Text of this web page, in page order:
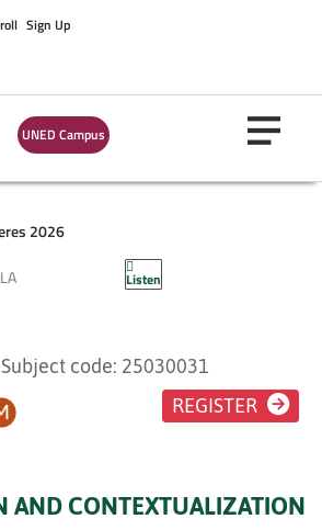
Sign Up
UNED Campus
2026
Listen
DE
SOCIAL:
SOCIAL
Subject code: 25030031
REGISTER
AND CONTEXTUALIZATION